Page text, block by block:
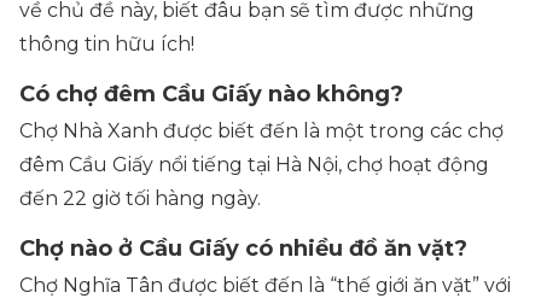
về chủ đề này, biết đâu bạn sẽ tìm được những
thông tin hữu ích!
Có chợ đêm Cầu Giấy nào không?
Chợ Nhà Xanh được biết đến là một trong các chợ
đêm Cầu Giấy nổi tiếng tại Hà Nội, chợ hoạt động
đến 22 giờ tối hàng ngày.
Chợ nào ở Cầu Giấy có nhiều đồ ăn vặt?
Chợ Nghĩa Tân được biết đến là “thế giới ăn vặt” với